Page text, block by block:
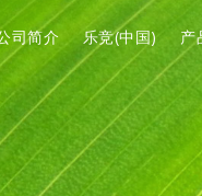
司简介 乐竞(中国) 产